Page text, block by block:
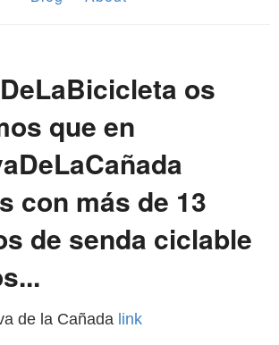
os
que en
con más de 13
de senda ciclable
de la Cañada link